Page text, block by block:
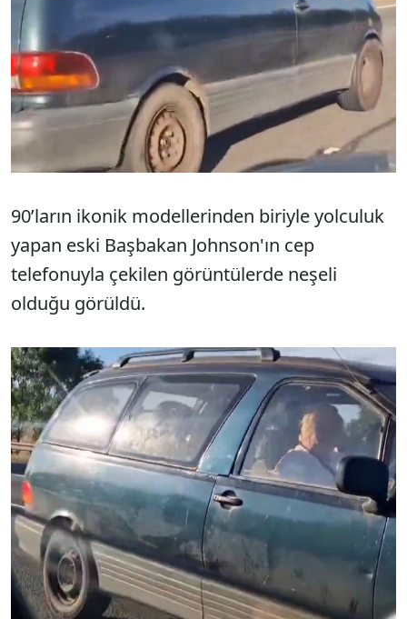
90’ların ikonik modellerinden biriyle yolculuk
yapan eski Başbakan Johnson'ın cep
telefonuyla çekilen görüntülerde neşeli
olduğu görüldü.